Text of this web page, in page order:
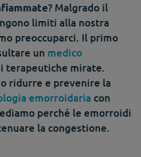
? Malgrado il
limiti alla nostra
preoccuparci. Il primo
un medico
terapeutiche mirate.
ridurre e prevenire la
emorroidaria con
perché le emorroidi
la congestione.